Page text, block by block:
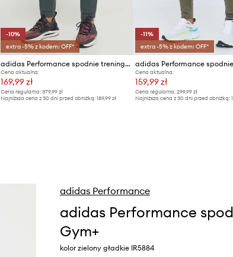
-10%
extra -5% z kodem: OFF*
adidas Performance spodnie treningowe
Cena aktualna:
169,99 zł
Cena regularna: 379,99 zł
Najniższa cena z 30 dni przed obniżką: 189,99 zł
-11%
extra -5% z kodem: OFF*
Cena aktualna:
159,99 zł
Cena regularna:299,99 zł
Najniższa cena z 30 dni przed obniżką:
adidas Performance
adidas Performance
Gym+
kolor zielony gładkie IR5884